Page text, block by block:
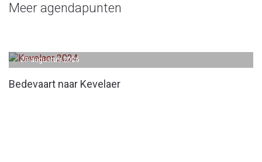
Meer agendapunten
Bedevaart naar Kevelaer
20 augustus 2026